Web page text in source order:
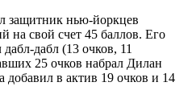
защитник нью-йоркцев
на свой счет 45 баллов. Его
дабл (13 очков, 11
25 очков набрал Дилан
в актив 19 очков и 14